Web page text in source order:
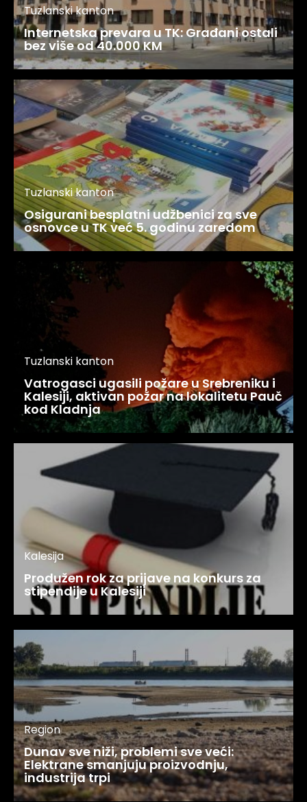
Tuzlanski kanton
Internetska prevara u TK: Građani ostali
bez više od 40.000 KM
Tuzlanski kanton
Osigurani besplatni udžbenici za sve
osnovce u TK već 5. godinu zaredom
Tuzlanski kanton
Vatrogasci ugasili požare u Srebreniku i
Kalesiji, aktivan požar na lokalitetu Pauč
kod Kladnja
Kalesija
Produžen rok za prijave na konkurs za
stipendije u Kalesiji
Region
Dunav sve niži, problemi sve veći:
Elektrane smanjuju proizvodnju,
industrija trpi